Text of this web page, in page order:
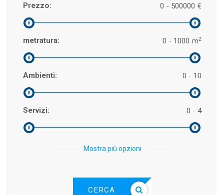
Prezzo: €
0 - 500000
metratura: m2
0 - 1000
Ambienti: 0 - 10
Servizi: 0 - 4
Mostra più opzioni
CERCA